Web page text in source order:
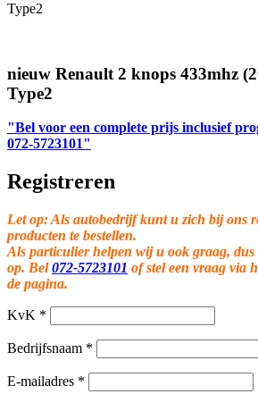
Type2
nieuw Renault 2 knops 433mhz
Type2
"Bel voor een complete prijs inclusief
072-5723101"
Registreren
Let op: Als autobedrijf kunt u zich bij ons
producten te bestellen.
Als particulier helpen wij u ook graag, dus
op. Bel072-5723101 of stel een vraag via
de pagina.
KvK *
Bedrijfsnaam *
E-mailadres *